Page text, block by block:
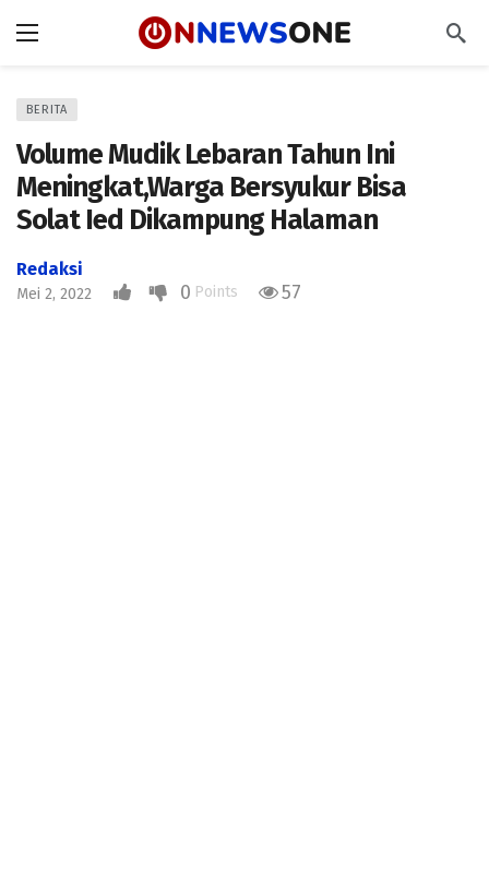
BERITA
Volume Mudik Lebaran Tahun Ini
Meningkat,Warga Bersyukur Bisa
Solat Ied Dikampung Halaman
Redaksi
Mei 2, 2022 0 Points 57